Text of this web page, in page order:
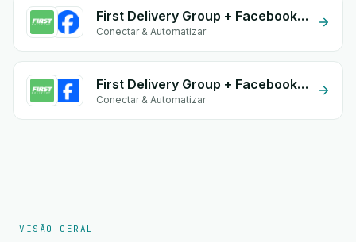
First Delivery Group + Facebook Leads
Conectar & Automatizar
First Delivery Group + Facebook Commerce
Conectar & Automatizar
VISÃO GERAL